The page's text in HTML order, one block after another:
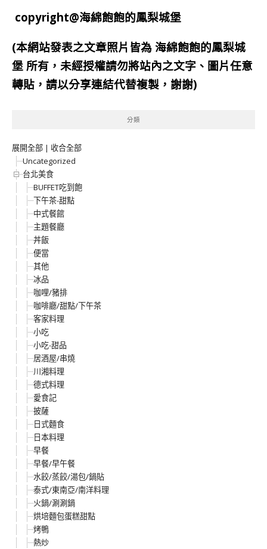
copyright@海綿飽飽的鳳梨城堡
(本網站發表之文章照片皆為 海綿飽飽的鳳梨城
堡 所有，未經授權請勿將站內之文字、圖片任意
轉貼，請以分享連結代替複製，謝謝)
分類
展開全部 | 收合全部
Uncategorized
台北美食
BUFFET吃到飽
下午茶-甜點
中式餐館
主題餐廳
丼飯
便當
其他
冰品
咖哩/豬排
咖啡廳/甜點/下午茶
客家料理
小吃
小吃-甜品
居酒屋/串燒
川湘料理
德式料理
愛食記
披薩
日式麵食
日本料理
早餐
早餐/早午餐
水餃/蒸餃/湯包/鍋貼
泰式/東南亞/南洋料理
火鍋/涮涮鍋
烘培麵包蛋糕甜點
烤鴨
熱炒